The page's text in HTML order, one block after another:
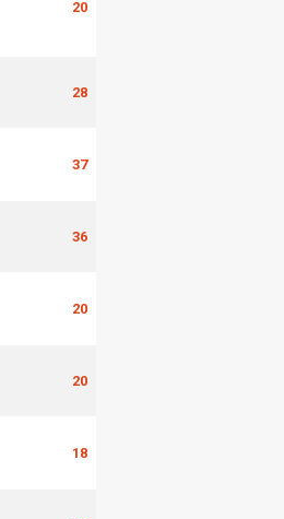
20
28
37
36
20
20
18